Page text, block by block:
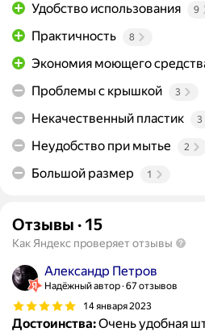
Удобство использования
9
Практичность 8
Экономия моющего
Проблемы с крышкой 3
Некачественный пластик 3
Неудобство при мытье 2
Большой размер 1
Отзывы · 15
Как Яндекс проверяет отзывы
Александр Петров
Надёжный автор 67 отзывов
14 января 2023
Достоинства:Очень удобная